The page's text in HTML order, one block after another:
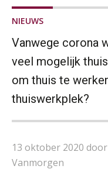
NIEUWS
Vanwege corona
veel mogelijk
om thuis te
thuiswerkplek?
13 oktober 2020
Vanmorgen